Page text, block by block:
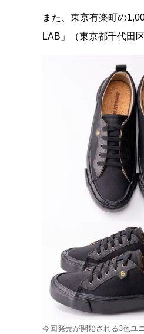
また、東京有楽町の
LAB」（東京都千代田
今回発売が開始される3色ユ